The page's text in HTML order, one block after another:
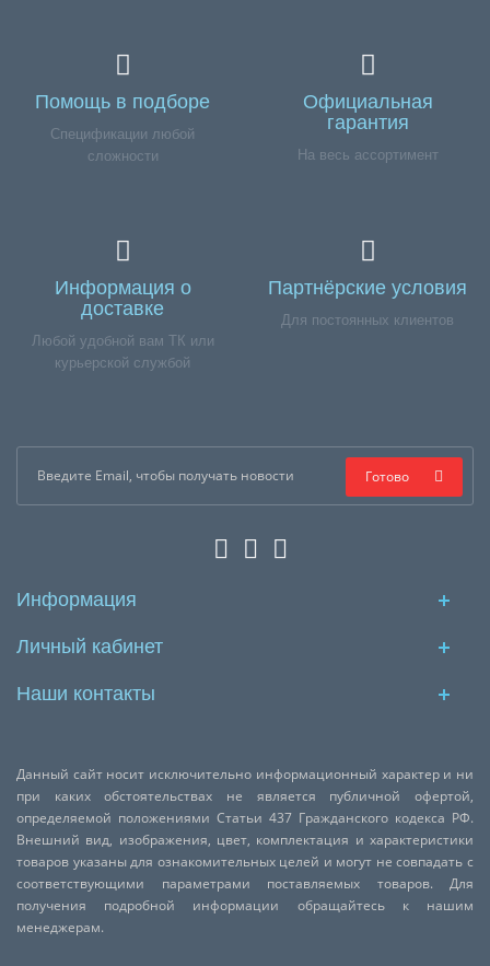
Помощь в подборе
Спецификации любой
сложности
Официальная
гарантия
На весь ассортимент
Информация о
доставке
Любой удобной вам ТК или
курьерской службой
Партнёрские условия
Для постоянных клиентов
Готово
Информация
Личный кабинет
Наши контакты
Данный сайт носит исключительно информационный характер и ни
при каких обстоятельствах не является публичной офертой,
определяемой положениями Статьи 437 Гражданского кодекса РФ.
Внешний вид, изображения, цвет, комплектация и характеристики
товаров указаны для ознакомительных целей и могут не совпадать с
соответствующими параметрами поставляемых товаров. Для
получения подробной информации обращайтесь к нашим
менеджерам.